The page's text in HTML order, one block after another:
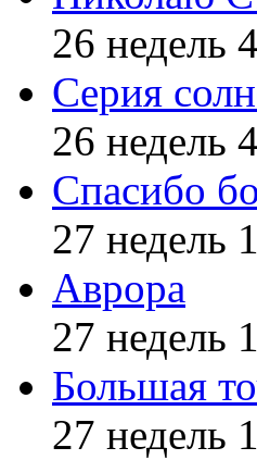
26 недель
Серия
26 недель
Спасибо
27 недель
Аврора
27 недель
Большая
27 недель